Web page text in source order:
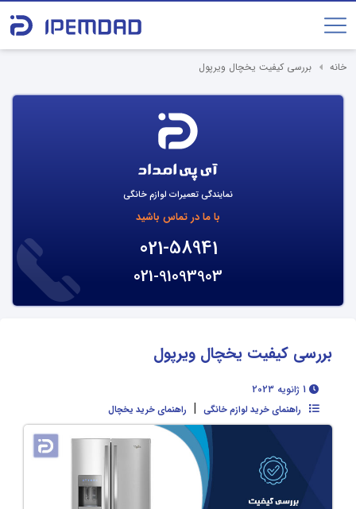
خانه بررسی کیفیت یخچال ویرپول
نمایندگی تعمیرات لوازم خانگی
با ما در تماس باشید
021-58941
021-91093903
بررسی کیفیت یخچال ویرپول
راهنمای خرید لوازم خانگی | راهنمای خرید یخچال